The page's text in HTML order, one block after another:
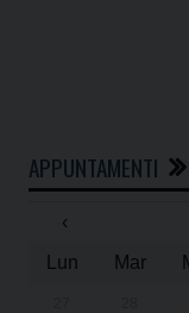
APPUNTAMENTI
‹
Lun
Mar